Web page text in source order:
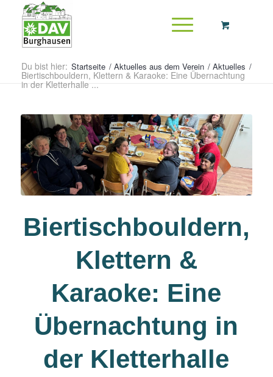
Du bist hier: Startseite / Aktuelles aus dem Verein / Aktuelles /
Biertischbouldern, Klettern & Karaoke: Eine Übernachtung
in der Kletterhalle ...
Biertischbouldern,
Klettern &
Karaoke: Eine
Übernachtung in
der Kletterhalle